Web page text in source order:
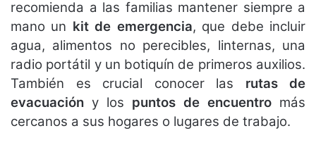
recomienda a las familias mantener siempre a
mano un kit de emergencia, que debe incluir
agua, alimentos no perecibles, linternas, una
radio portátil y un botiquín de primeros auxilios.
También es crucial conocer las rutas de
evacuación y los puntos de encuentro más
cercanos a sus hogares o lugares de trabajo.